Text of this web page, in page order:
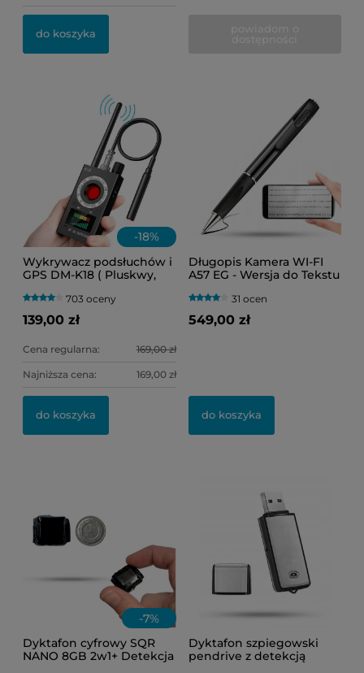
do koszyka
-18%
Wykrywacz podsłuchów i
GPS DM-K18 ( Pluskwy,
WI-FI )
703 oceny
139,00 zł
Cena regularna: 169,00 zł
Najniższa cena: 169,00 zł
do koszyka
Długopis Kamera WI-FI
A57 EG - Wersja do Tekstu
31 ocen
549,00 zł
do koszyka
-7%
Dyktafon cyfrowy SQR
NANO 8GB 2w1+ Detekcja
Dyktafon szpiegowski
pendrive z detekcją